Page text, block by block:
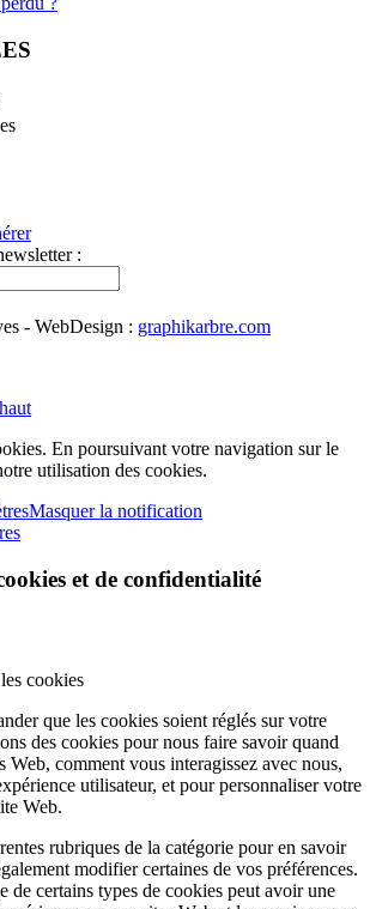
:
- WebDesign : graphikarbre.com
En poursuivant votre navigation sur le
utilisation des cookies.
Masquer la notification
et de confidentialité
cookies
que les cookies soient réglés sur votre
des cookies pour nous faire savoir quand
Web, comment vous interagissez avec nous,
utilisateur, et pour personnaliser votre
Web.
rubriques de la catégorie pour en savoir
modifier certaines de vos préférences.
de certains types de cookies peut avoir une